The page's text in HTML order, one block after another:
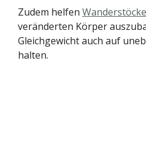
Zudem helfen Wanderstöcke
veränderten Körper
Gleichgewicht auch auf
halten.